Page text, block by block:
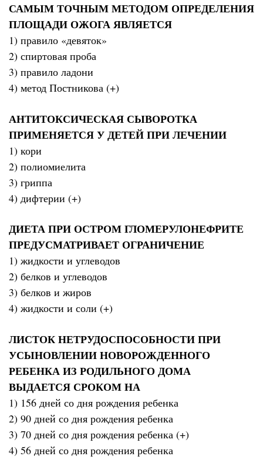
САМЫМ ТОЧНЫМ МЕТОДОМ ОПРЕДЕЛЕНИЯ
ПЛОЩАДИ ОЖОГА ЯВЛЯЕТСЯ
1) правило «девяток»
2) спиртовая проба
3) правило ладони
4) метод Постникова (+)
АНТИТОКСИЧЕСКАЯ СЫВОРОТКА
ПРИМЕНЯЕТСЯ У ДЕТЕЙ ПРИ ЛЕЧЕНИИ
1) кори
2) полиомиелита
3) гриппа
4) дифтерии (+)
ДИЕТА ПРИ ОСТРОМ ГЛОМЕРУЛОНЕФРИТЕ
ПРЕДУСМАТРИВАЕТ ОГРАНИЧЕНИЕ
1) жидкости и углеводов
2) белков и углеводов
3) белков и жиров
4) жидкости и соли (+)
ЛИСТОК НЕТРУДОСПОСОБНОСТИ ПРИ
УСЫНОВЛЕНИИ НОВОРОЖДЕННОГО
РЕБЕНКА ИЗ РОДИЛЬНОГО ДОМА
ВЫДАЕТСЯ СРОКОМ НА
1) 156 дней со дня рождения ребенка
2) 90 дней со дня рождения ребенка
3) 70 дней со дня рождения ребенка (+)
4) 56 дней со дня рождения ребенка